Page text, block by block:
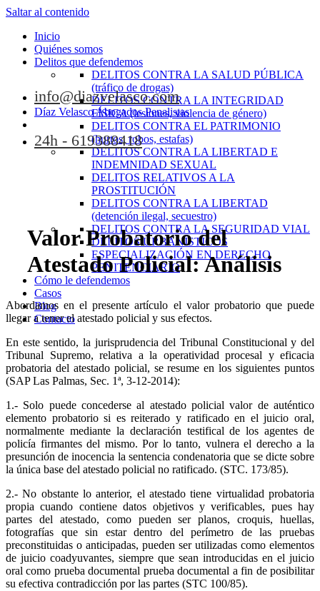
Saltar al contenido
Inicio
Quiénes somos
Delitos que defendemos
DELITOS CONTRA LA SALUD PÚBLICA
(tráfico de drogas)
DELITOS CONTRA LA INTEGRIDAD
FÍSICA (lesiones, violencia de género)
DELITOS CONTRA EL PATRIMONIO
(hurtos, robos, estafas)
DELITOS CONTRA LA LIBERTAD E
INDEMNIDAD SEXUAL
DELITOS RELATIVOS A LA
PROSTITUCIÓN
DELITOS CONTRA LA LIBERTAD
(detención ilegal, secuestro)
DELITOS CONTRA LA SEGURIDAD VIAL
DELITOS URBANÍSTICOS
ESPECIALIZACIÓN EN DERECHO
PENITENCIARIO
Cómo le defendemos
Casos
Blog
Contacto
info@diazvelasco.com
Díaz Velasco Abogados Penalistas
24h - 619388418
Valor Probatorio del
Atestado Policial: Análisis
Abordamos en el presente artículo el valor probatorio que puede
llegar a tener el atestado policial y sus efectos.
En este sentido, la jurisprudencia del Tribunal Constitucional y del
Tribunal Supremo, relativa a la operatividad procesal y eficacia
probatoria del atestado policial, se resume en los siguientes puntos
(SAP Las Palmas, Sec. 1ª, 3-12-2014):
1.- Solo puede concederse al atestado policial valor de auténtico
elemento probatorio si es reiterado y ratificado en el juicio oral,
normalmente mediante la declaración testifical de los agentes de
policía firmantes del mismo. Por lo tanto, vulnera el derecho a la
presunción de inocencia la sentencia condenatoria que se dicte sobre
la única base del atestado policial no ratificado. (STC. 173/85).
2.- No obstante lo anterior, el atestado tiene virtualidad probatoria
propia cuando contiene datos objetivos y verificables, pues hay
partes del atestado, como pueden ser planos, croquis, huellas,
fotografías que sin estar dentro del perímetro de las pruebas
preconstituidas o anticipadas, pueden ser utilizadas como elementos
de juicio coadyuvantes, siempre que sean introducidas en el juicio
oral como prueba documental prueba documental a fin de posibilitar
su efectiva contradicción por las partes (STC 100/85).